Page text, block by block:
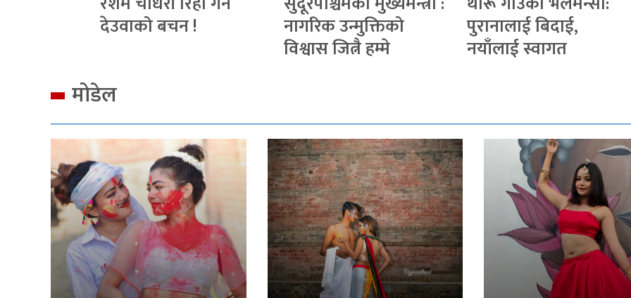
देउवाको बचन ! नागरिक उन्मुक्तिको
विश्वास जित्नै हम्मे
पुरानालाई बिदाई,
नयाँलाई स्वागत
मोडेल